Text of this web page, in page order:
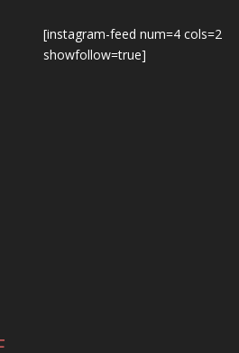
[instagram-feed num=4 cols=2
showfollow=true]